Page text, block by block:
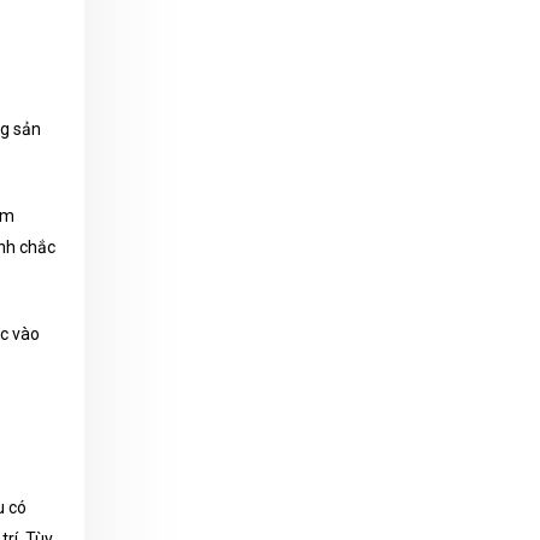
sản
chắc
vào
có